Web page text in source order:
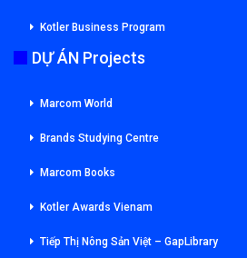
Kotler Business Program
DỰ ÁN Projects
Marcom World
Brands Studying Centre
Marcom Books
Kotler Awards Vienam
Tiếp Thị Nông Sản Việt – GapLibrary